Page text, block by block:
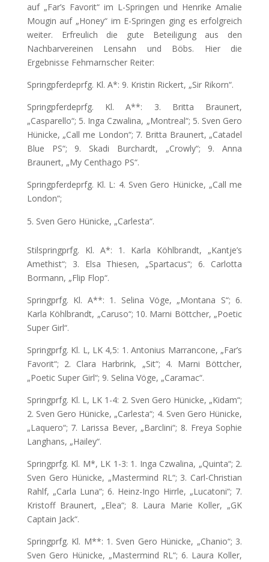
auf „Far’s Favorit“ im L-Springen und Henrike Amalie
Mougin auf „Honey“ im E-Springen ging es erfolgreich
weiter. Erfreulich die gute Beteiligung aus den
Nachbarvereinen Lensahn und Böbs. Hier die
Ergebnisse Fehmarnscher Reiter:
Springpferdeprfg. Kl. A*: 9. Kristin Rickert, „Sir Rikorn“.
Springpferdeprfg. Kl. A**: 3. Britta Braunert,
„Casparello“; 5. Inga Czwalina, „Montreal“; 5. Sven Gero
Hünicke, „Call me London“; 7. Britta Braunert, „Catadel
Blue PS“; 9. Skadi Burchardt, „Crowly“; 9. Anna
Braunert, „My Centhago PS“.
Springpferdeprfg. Kl. L: 4. Sven Gero Hünicke, „Call me
London“;
Sven Gero Hünicke, „Carlesta“.
Stilspringprfg. Kl. A*: 1. Karla Köhlbrandt, „Kantje’s
Amethist“; 3. Elsa Thiesen, „Spartacus“; 6. Carlotta
Bormann, „Flip Flop“.
Springprfg. Kl. A**: 1. Selina Vöge, „Montana S“; 6.
Karla Köhlbrandt, „Caruso“; 10. Marni Böttcher, „Poetic
Super Girl“.
Springprfg. Kl. L, LK 4,5: 1. Antonius Marrancone, „Far’s
Favorit“; 2. Clara Harbrink, „Sit“; 4. Marni Böttcher,
„Poetic Super Girl“; 9. Selina Vöge, „Caramac“.
Springprfg. Kl. L, LK 1-4: 2. Sven Gero Hünicke, „Kidam“;
2. Sven Gero Hünicke, „Carlesta“; 4. Sven Gero Hünicke,
„Laquero“; 7. Larissa Bever, „Barclini“; 8. Freya Sophie
Langhans, „Hailey“.
Springprfg. Kl. M*, LK 1-3: 1. Inga Czwalina, „Quinta“; 2.
Sven Gero Hünicke, „Mastermind RL“; 3. Carl-Christian
Rahlf, „Carla Luna“; 6. Heinz-Ingo Hirrle, „Lucatoni“; 7.
Kristoff Braunert, „Elea“; 8. Laura Marie Koller, „GK
Captain Jack“.
Springprfg. Kl. M**: 1. Sven Gero Hünicke, „Chanio“; 3.
Sven Gero Hünicke, „Mastermind RL“; 6. Laura Koller,